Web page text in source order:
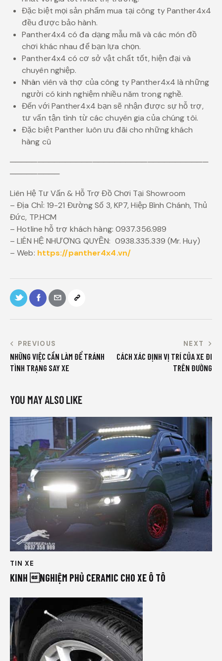
Đặc biệt mọi sản phẩm mua tại công ty Panther4x4
đều được bảo hành.
Panther4x4 có đa dạng mẫu mã và các món đồ
chơi khác nhau để bạn lựa chọn.
Panther4x4 có cơ sở vật chất tốt, hiện đại và
chuyên nghiệp.
Nhân viên và thợ của công ty Panther4x4 là những
người có kinh nghiệm nhiều năm trong nghề.
Đến với Panther4x4 bạn sẽ nhận được sự hỗ trợ,
tư vấn tận tình từ các chuyên gia của chúng tôi.
Đặc biệt Panther luôn ưu đãi cho những khách
hàng cũ
────────────────────────────────────
─────────
Liên Hệ Tư Vấn & Hỗ Trợ Đồ Chơi Tại Showroom
– Địa Chỉ: 19-21 Đường Số 3, KP7, Hiệp Bình Chánh, Thủ
Đức, TP.HCM
– Hotline hỗ trợ khách hàng: 0937.356.989
– LIÊN HỆ NHƯỢNG QUYỀN: 0938.335.339 (Mr. Huy)
– Web: https://panther4x4.vn/
PREVIOUS
NHỮNG VIỆC CẦN LÀM ĐỂ TRÁNH
TÌNH TRẠNG SAY XE
NEXT
CÁCH XÁC ĐỊNH VỊ TRÍ CỦA XE ĐI
TRÊN ĐƯỜNG
YOU MAY ALSO LIKE
TIN XE
KINH NGHIỆM PHỦ CERAMIC CHO XE Ô TÔ